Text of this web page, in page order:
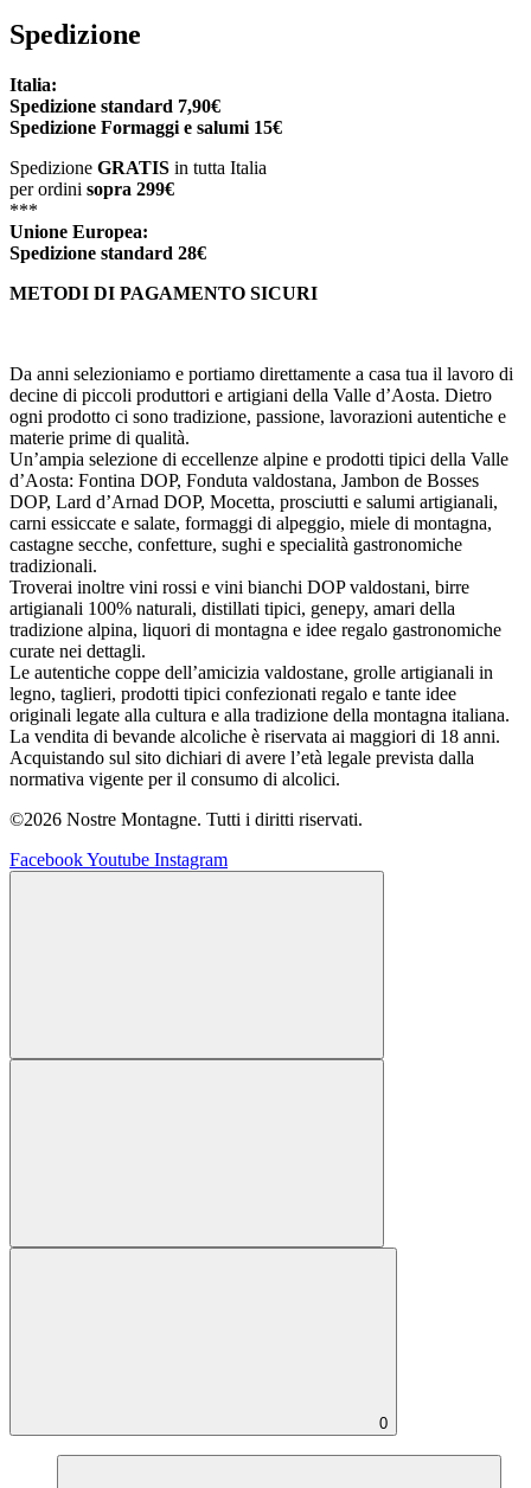
Spedizione
Italia:
Spedizione standard 7,90€
Spedizione Formaggi e salumi 15€
Spedizione GRATIS in tutta Italia
per ordini sopra 299€
***
Unione Europea:
Spedizione standard 28€
METODI DI PAGAMENTO SICURI
Da anni selezioniamo e portiamo direttamente a casa tua il lavoro di
decine di piccoli produttori e artigiani della Valle d’Aosta. Dietro
ogni prodotto ci sono tradizione, passione, lavorazioni autentiche e
materie prime di qualità.
Un’ampia selezione di eccellenze alpine e prodotti tipici della Valle
d’Aosta: Fontina DOP, Fonduta valdostana, Jambon de Bosses
DOP, Lard d’Arnad DOP, Mocetta, prosciutti e salumi artigianali,
carni essiccate e salate, formaggi di alpeggio, miele di montagna,
castagne secche, confetture, sughi e specialità gastronomiche
tradizionali.
Troverai inoltre vini rossi e vini bianchi DOP valdostani, birre
artigianali 100% naturali, distillati tipici, genepy, amari della
tradizione alpina, liquori di montagna e idee regalo gastronomiche
curate nei dettagli.
Le autentiche coppe dell’amicizia valdostane, grolle artigianali in
legno, taglieri, prodotti tipici confezionati regalo e tante idee
originali legate alla cultura e alla tradizione della montagna italiana.
La vendita di bevande alcoliche è riservata ai maggiori di 18 anni.
Acquistando sul sito dichiari di avere l’età legale prevista dalla
normativa vigente per il consumo di alcolici.
©2026 Nostre Montagne. Tutti i diritti riservati.
FacebookYoutube Instagram
0